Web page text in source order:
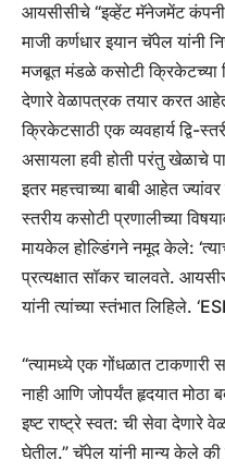
आयसीसीचे “इव्हेंट मॅनेजमेंट
माजी कर्णधार इयान चॅपेल यांनी
मजबूत मंडळे कसोटी क्रिकेटच्या
देणारे वेळापत्रक तयार करत
क्रिकेटसाठी एक व्यवहार्य द्वि-
असायला हवी होती परंतु खेळाचे
इतर महत्त्वाच्या बाबी आहेत
स्तरीय कसोटी प्रणालीच्या
मायकेल होल्डिंगने नमूद केले:
प्रत्यक्षात सॉकर चालवते.
यांनी त्यांच्या स्तंभात लिहिले.
“त्यामध्ये एक गोंधळात
नाही आणि जोपर्यंत हृदयात मोठा
इष्ट राष्ट्रे स्वत: ची सेवा देणारे
घेतील.” चॅपेल यांनी मान्य केले